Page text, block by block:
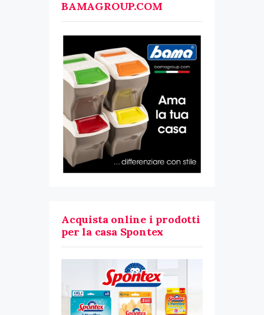
BAMAGROUP.COM
Acquista online i prodotti
per la casa Spontex